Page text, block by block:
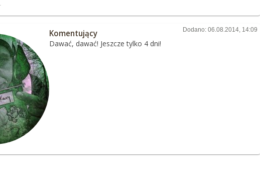
Dodano: 06.08.2014, 14:09
Komentujący
Dawać, dawać! Jeszcze tylko 4 dni!